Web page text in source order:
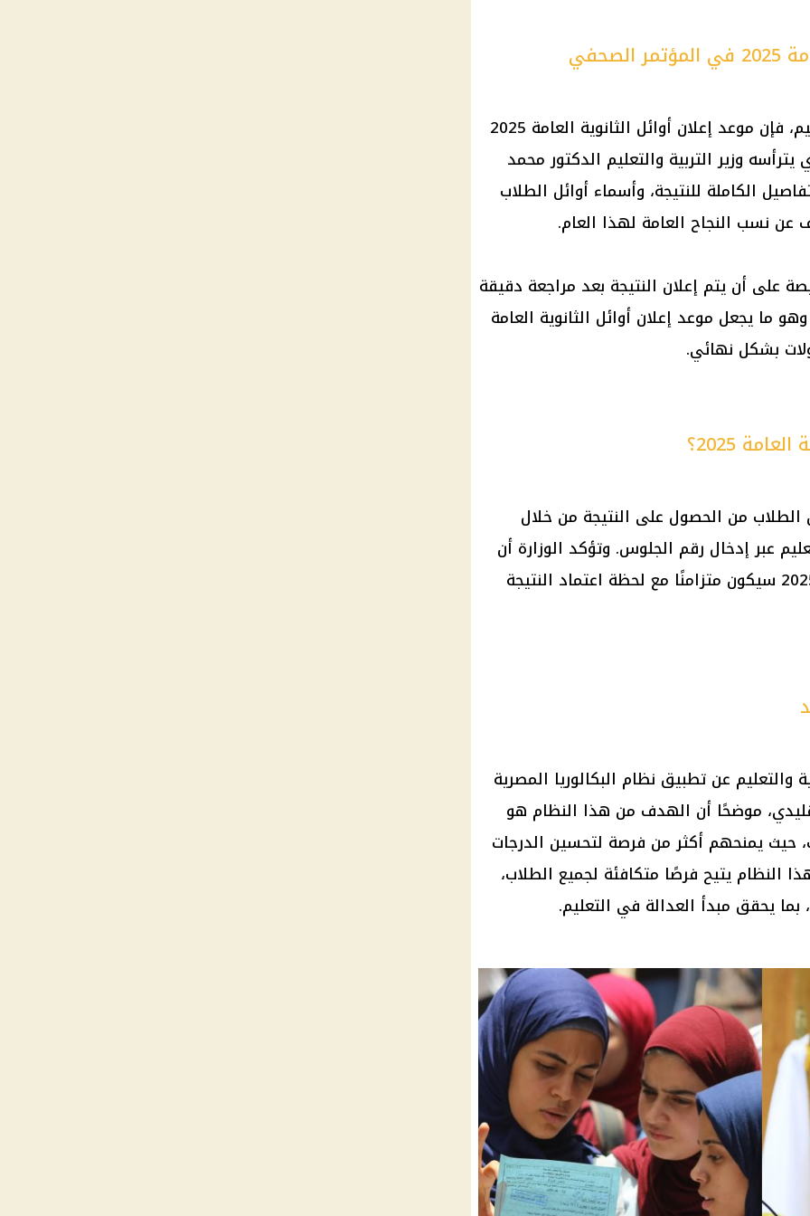
، فإن موعد إعلان أوائل الثانوية العامة 2025
وزير التربية والتعليم الدكتور محمد
الكاملة للنتيجة، وأسماء أوائل الطلاب
عن نسب النجاح العامة لهذا العام.
على أن يتم إعلان النتيجة بعد مراجعة دقيقة
ما يجعل موعد إعلان أوائل الثانوية العامة
بشكل نهائي.
2025؟
الطلاب من الحصول على النتيجة من خلال
عبر إدخال رقم الجلوس. وتؤكد الوزارة أن
2025 سيكون متزامنًا مع لحظة اعتماد النتيجة
والتعليم عن تطبيق نظام البكالوريا المصرية
موضحًا أن الهدف من هذا النظام هو
حيث يمنحهم أكثر من فرصة لتحسين الدرجات
النظام يتيح فرصًا متكافئة لجميع الطلاب،
يحقق مبدأ العدالة في التعليم.